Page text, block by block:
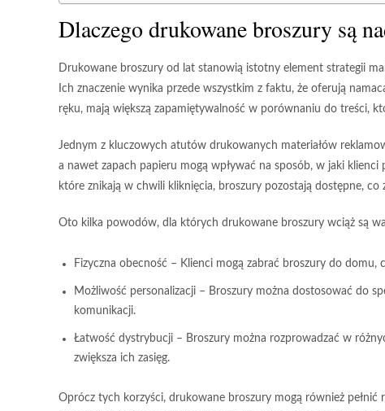
Dlaczego drukowane broszury są
Drukowane broszury od lat stanowią istotny element strategii
Ich znaczenie wynika przede wszystkim z faktu, że oferują
ręku, mają większą zapamiętywalność w porównaniu do treści,
Jednym z kluczowych atutów drukowanych materiałów
a nawet zapach papieru mogą wpływać na sposób, w jaki
które znikają w chwili kliknięcia, broszury pozostają dostępne, co
Oto kilka powodów, dla których drukowane broszury wciąż są
Fizyczna obecność – Klienci mogą zabrać broszury do domu,
Możliwość personalizacji – Broszury można dostosować do
komunikacji.
Łatwość dystrybucji – Broszury można rozprowadzać w
zwiększa ich zasięg.
Oprócz tych korzyści, drukowane broszury mogą również